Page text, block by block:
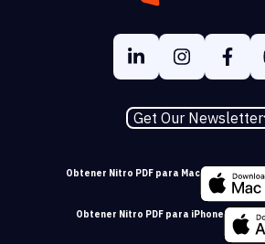
Get Our Newsletter
Obtener Nitro PDF para Mac
Obtener Nitro PDF para iPhone